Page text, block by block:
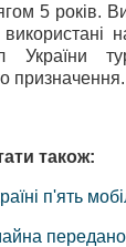
5 років.
призначення.
також:
п'ять